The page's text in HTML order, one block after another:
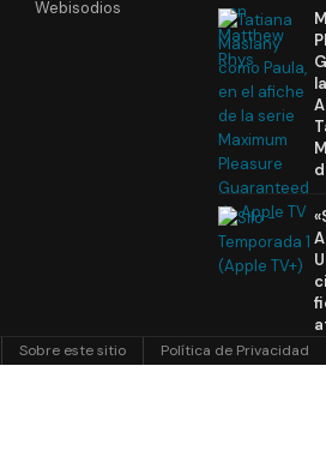
Webisodios
Sobre este sitio Política de Privacidad